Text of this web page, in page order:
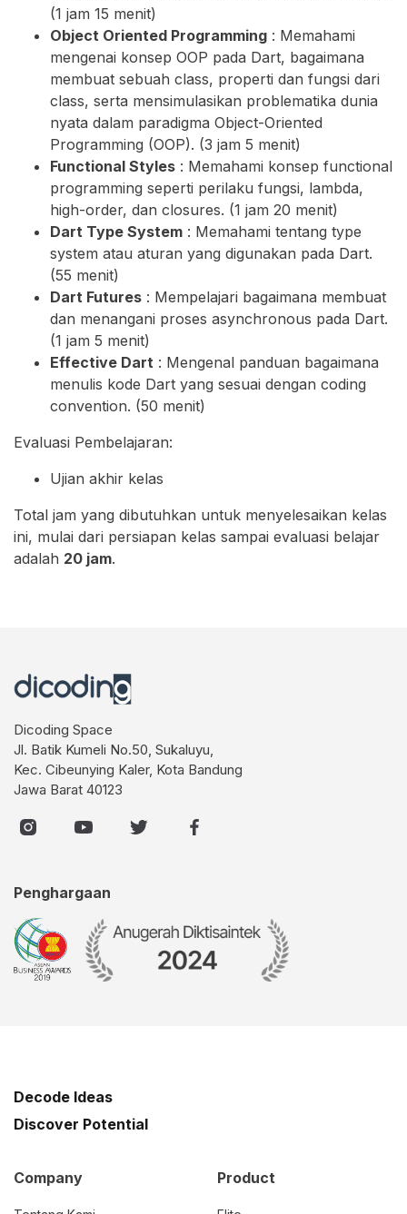
(1 jam 15 menit)
Object Oriented Programming : Memahami
mengenai konsep OOP pada Dart, bagaimana
membuat sebuah class, properti dan fungsi dari
class, serta mensimulasikan problematika dunia
nyata dalam paradigma Object-Oriented
Programming (OOP). (3 jam 5 menit)
Functional Styles : Memahami konsep functional
programming seperti perilaku fungsi, lambda,
high-order, dan closures. (1 jam 20 menit)
Dart Type System : Memahami tentang type
system atau aturan yang digunakan pada Dart.
(55 menit)
Dart Futures : Mempelajari bagaimana membuat
dan menangani proses asynchronous pada Dart.
(1 jam 5 menit)
Effective Dart : Mengenal panduan bagaimana
menulis kode Dart yang sesuai dengan coding
convention. (50 menit)
Evaluasi Pembelajaran:
Ujian akhir kelas
Total jam yang dibutuhkan untuk menyelesaikan kelas
ini, mulai dari persiapan kelas sampai evaluasi belajar
adalah 20 jam.
Dicoding Space
Jl. Batik Kumeli No.50, Sukaluyu,
Kec. Cibeunying Kaler, Kota Bandung
Jawa Barat 40123
Penghargaan
Decode Ideas
Discover Potential
Company Product